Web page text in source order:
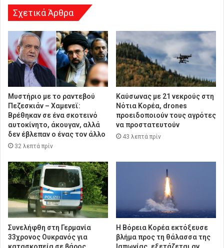
Σχετικά Άρθρα
Μυστήριο με το ραντεβού
Πεζεσκιάν – Χαμενεϊ:
Βρέθηκαν σε ένα σκοτεινό
αυτοκίνητο, άκουγαν, αλλά
δεν έβλεπαν ο ένας τον άλλο
32 λεπτά πρίν
Καύσωνας με 21 νεκρούς στη
Νότια Κορέα, drones
προειδοποιούν τους αγρότες
να προστατευτούν
43 λεπτά πρίν
Συνελήφθη στη Γερμανία
33χρονος Ουκρανός για
Η Βόρεια Κορέα εκτόξευσε
βλήμα προς τη θάλασσα της